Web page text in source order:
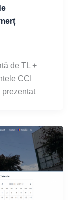
de TL +
CCI
prezentat